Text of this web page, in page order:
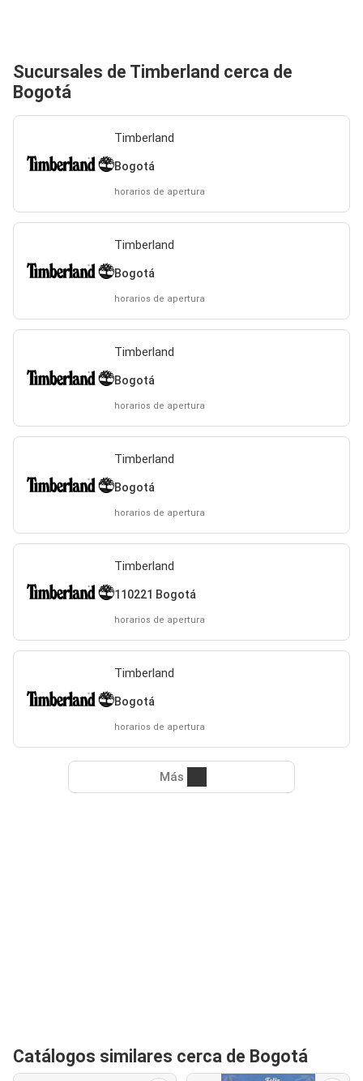
Sucursales de Timberland cerca de
Bogotá
Timberland
Bogotá
horarios de apertura
Timberland
Bogotá
horarios de apertura
Timberland
Bogotá
horarios de apertura
Timberland
Bogotá
horarios de apertura
Timberland
110221 Bogotá
horarios de apertura
Timberland
Bogotá
horarios de apertura
Más
Catálogos similares cerca de Bogotá